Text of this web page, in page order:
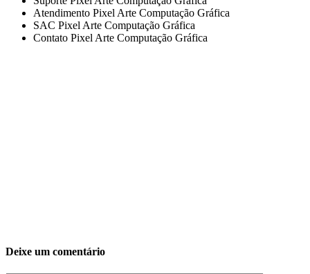
Atendimento Pixel Arte Computação Gráfica
SAC Pixel Arte Computação Gráfica
Contato Pixel Arte Computação Gráfica
Deixe um comentário